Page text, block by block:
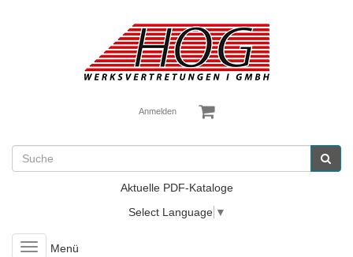
Anmelden
Aktuelle PDF-Kataloge
Select Language ▼
ToggleMenü